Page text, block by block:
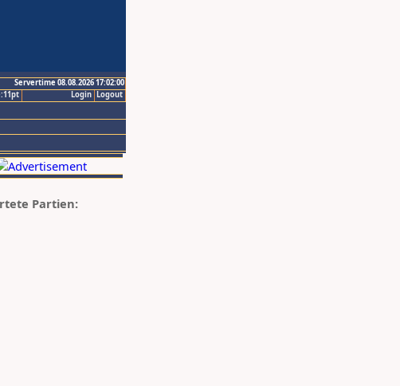
Servertime 08.08.2026 17:02:00
Logout
Login
Partien: